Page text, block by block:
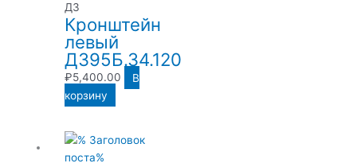
ДЗ
Кронштейн
левый
Д395Б.34.120
₽5,400.00
В
корзину